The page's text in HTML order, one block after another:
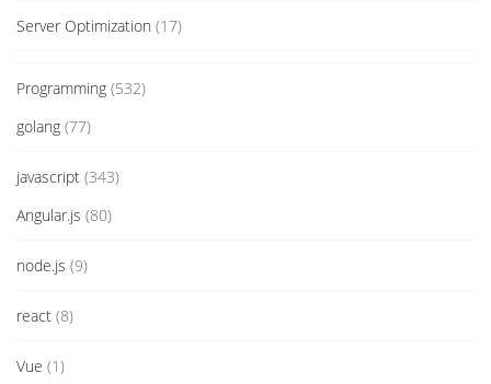
Server Optimization (17)
Programming (532)
golang (77)
javascript (343)
Angular.js (80)
node.js (9)
react (8)
Vue (1)